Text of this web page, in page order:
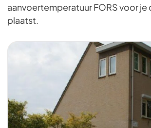
aanvoertemperatuur FORS voor je
plaatst.